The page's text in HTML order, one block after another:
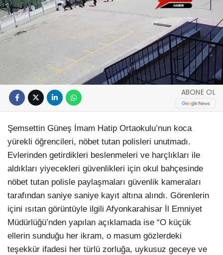
ABONE OL
Şemsettin Güneş İmam Hatip Ortaokulu’nun koca
yürekli öğrencileri, nöbet tutan polisleri unutmadı.
Evlerinden getirdikleri beslenmeleri ve harçlıkları ile
aldıkları yiyecekleri güvenlikleri için okul bahçesinde
nöbet tutan polisle paylaşmaları güvenlik kameraları
tarafından saniye saniye kayıt altına alındı. Görenlerin
içini ısıtan görüntüyle ilgili Afyonkarahisar İl Emniyet
Müdürlüğü’nden yapılan açıklamada ise “O küçük
ellerin sunduğu her ikram, o masum gözlerdeki
teşekkür ifadesi her türlü zorluğa, uykusuz geceye ve